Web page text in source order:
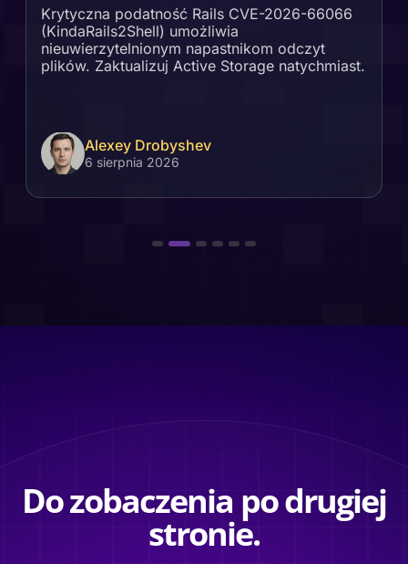
Krytyczna podatność Rails CVE-2026-66066
(KindaRails2Shell) umożliwia
nieuwierzytelnionym napastnikom odczyt
plików. Zaktualizuj Active Storage natychmiast.
Alexey Drobyshev
6 sierpnia 2026
Do zobaczenia po drugiej
stronie.